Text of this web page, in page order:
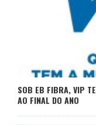
SOB EB FIBRA, VIP
AO FINAL DO ANO